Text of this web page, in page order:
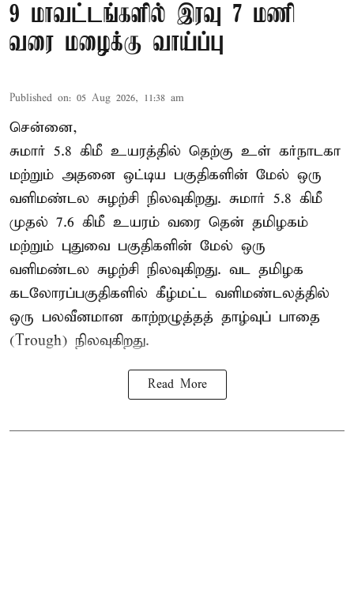
9 மாவட்டங்களில் இரவு 7 மணி
வரை மழைக்கு வாய்ப்பு
Published on: 05 Aug 2026, 11:38 am
சென்னை,
சுமார் 5.8 கிமீ உயரத்தில் தெற்கு உள் கர்நாடகா
மற்றும் அதனை ஒட்டிய பகுதிகளின் மேல் ஒரு
வளிமண்டல சுழற்சி நிலவுகிறது. சுமார் 5.8 கிமீ
முதல் 7.6 கிமீ உயரம் வரை தென் தமிழகம்
மற்றும் புதுவை பகுதிகளின் மேல் ஒரு
வளிமண்டல சுழற்சி நிலவுகிறது. வட தமிழக
கடலோரப்பகுதிகளில் கீழ்மட்ட வளிமண்டலத்தில்
ஒரு பலவீனமான காற்றழுத்தத் தாழ்வுப் பாதை
(Trough) நிலவுகிறது.
Read More